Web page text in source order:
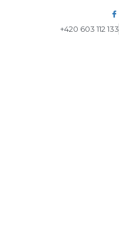
+420 603 112 133